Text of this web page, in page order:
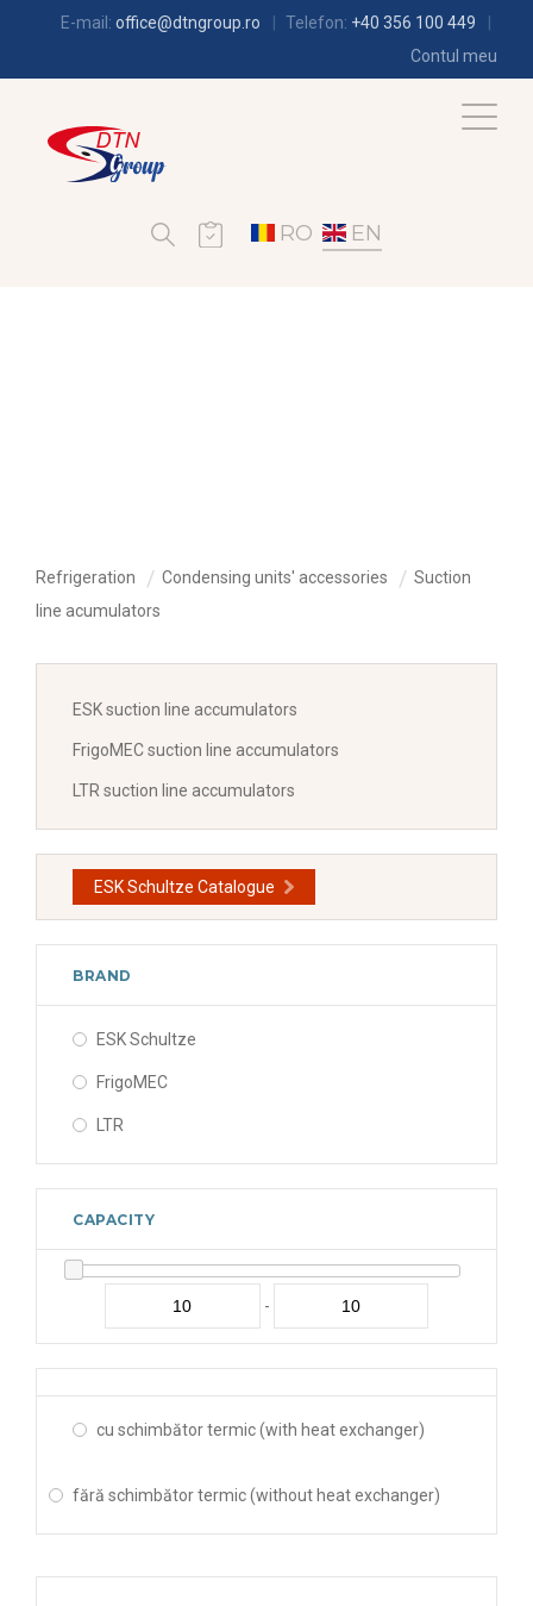
E-mail: office@dtngroup.ro Telefon: +40 356 100 449
Contul meu
RO EN
Refrigeration Condensing units' accessories
Suction
line acumulators
ESK suction line accumulators
FrigoMEC suction line accumulators
LTR suction line accumulators
ESK Schultze Catalogue
BRAND
ESK Schultze
FrigoMEC
LTR
CAPACITY
-
cu schimbător termic (with heat exchanger)
fără schimbător termic (without heat exchanger)